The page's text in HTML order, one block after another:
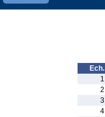
Ech.
1
2
3
4